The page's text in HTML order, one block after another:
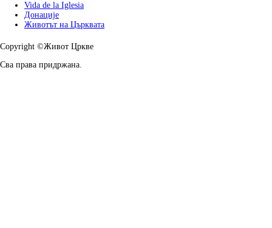
Vida de la Iglesia
Донације
Животът на Църквата
Copyright ©Живот Цркве
Сва права придржана.